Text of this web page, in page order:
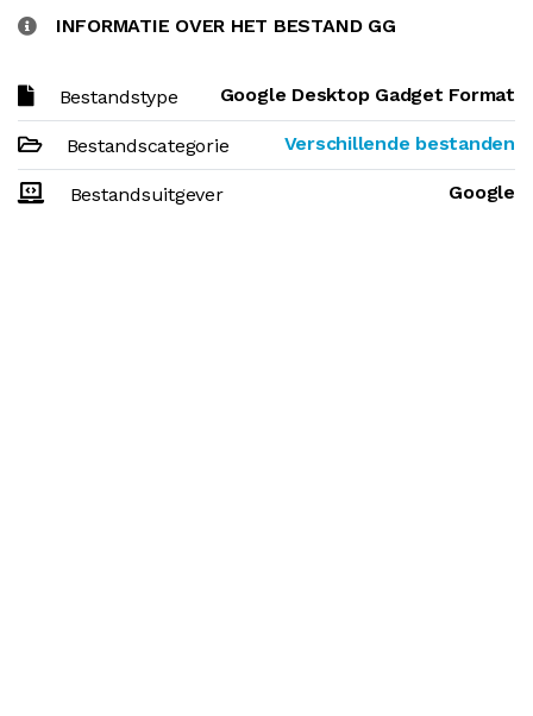
INFORMATIE OVER HET BESTAND GG
Bestandstype Google Desktop Gadget Format
Bestandscategorie Verschillende bestanden
Bestandsuitgever Google